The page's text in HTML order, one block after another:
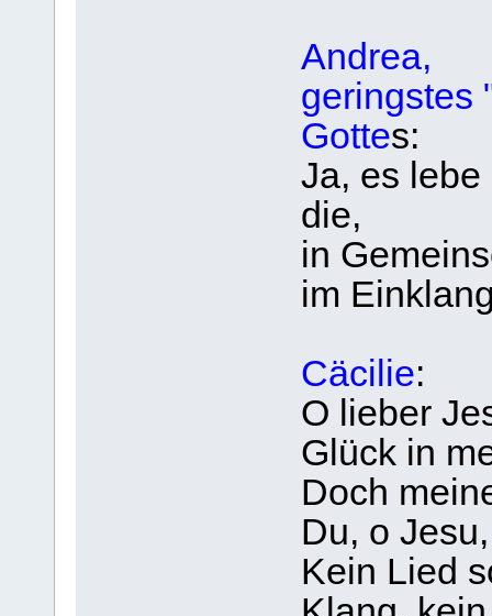
Andrea,
geringstes
Gottes:
Ja, es
die,
in
im
Cäcilie:
O lieber
Glück in
Doch
Du, o
Kein Lied